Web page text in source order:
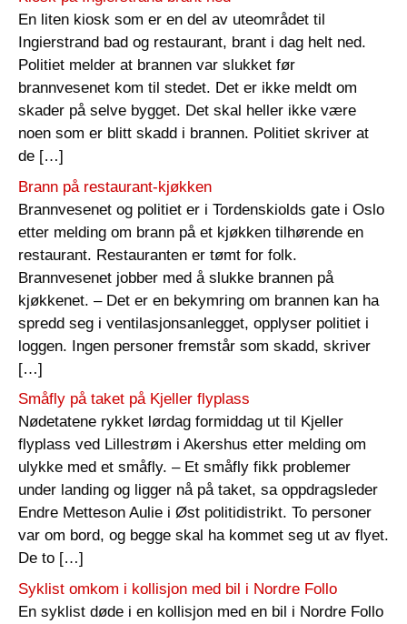
En liten kiosk som er en del av uteområdet til
Ingierstrand bad og restaurant, brant i dag helt ned.
Politiet melder at brannen var slukket før
brannvesenet kom til stedet. Det er ikke meldt om
skader på selve bygget. Det skal heller ikke være
noen som er blitt skadd i brannen. Politiet skriver at
de […]
Brann på restaurant-kjøkken
Brannvesenet og politiet er i Tordenskiolds gate i Oslo
etter melding om brann på et kjøkken tilhørende en
restaurant. Restauranten er tømt for folk.
Brannvesenet jobber med å slukke brannen på
kjøkkenet. – Det er en bekymring om brannen kan ha
spredd seg i ventilasjonsanlegget, opplyser politiet i
loggen. Ingen personer fremstår som skadd, skriver
[…]
Småfly på taket på Kjeller flyplass
Nødetatene rykket lørdag formiddag ut til Kjeller
flyplass ved Lillestrøm i Akershus etter melding om
ulykke med et småfly. – Et småfly fikk problemer
under landing og ligger nå på taket, sa oppdragsleder
Endre Metteson Aulie i Øst politidistrikt. To personer
var om bord, og begge skal ha kommet seg ut av flyet.
De to […]
Syklist omkom i kollisjon med bil i Nordre Follo
En syklist døde i en kollisjon med en bil i Nordre Follo